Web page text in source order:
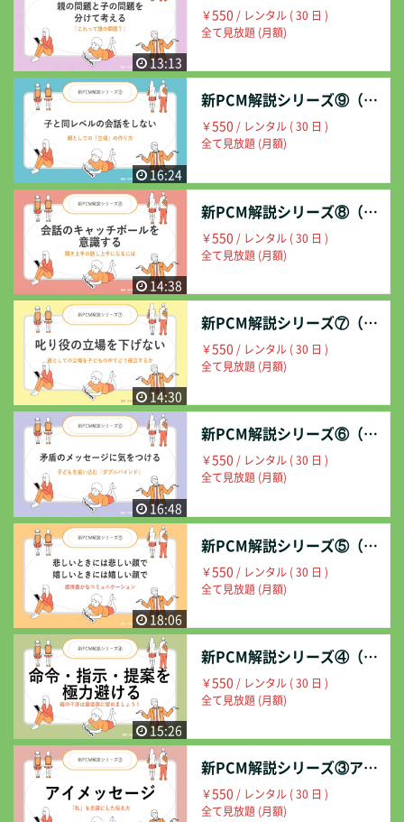
13:13
￥550 / レンタル ( 30 日 )
全て見放題 (月額)
16:24
新PCM解説シリーズ⑨（子と同レベルの会話をしない）
￥550 / レンタル ( 30 日 )
全て見放題 (月額)
14:38
新PCM解説シリーズ⑧（会話のキャッチボールを意識する）
￥550 / レンタル ( 30 日 )
全て見放題 (月額)
14:30
新PCM解説シリーズ⑦（叱り役の立場を下げない）
￥550 / レンタル ( 30 日 )
全て見放題 (月額)
16:48
新PCM解説シリーズ⑥（矛盾のメッセージに気をつける）
￥550 / レンタル ( 30 日 )
全て見放題 (月額)
18:06
新PCM解説シリーズ⑤（悲しいときには悲しい顔で、うれしいときにはうれしい顔で）
￥550 / レンタル ( 30 日 )
全て見放題 (月額)
15:26
新PCM解説シリーズ④（命令・指示・提案を極力避ける）
￥550 / レンタル ( 30 日 )
全て見放題 (月額)
新PCM解説シリーズ③アイメッセージ
￥550 / レンタル ( 30 日 )
全て見放題 (月額)